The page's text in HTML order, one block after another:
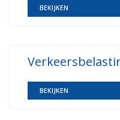
BEKIJKEN
BEKIJKEN